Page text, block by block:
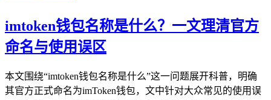
imtoken钱包名称是什么？一文理清官方
命名与使用误区
本文围绕“imtoken钱包名称是什么”这一问题展开科普，明确
其官方正式命名为imToken钱包，文中针对大众常见的使用误